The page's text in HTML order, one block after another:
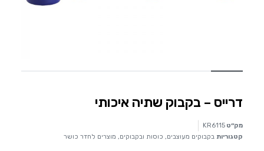
דרייס – בקבוק שתיה איכותי
מק״ט KR6115
קטגוריות בקבוקים מעוצבים, כוסות ובקבוקים, מוצרים לחדר כושר